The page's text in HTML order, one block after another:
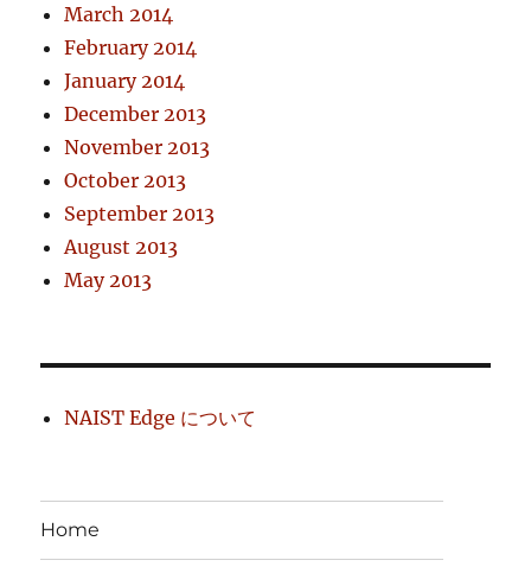
March 2014
February 2014
January 2014
December 2013
November 2013
October 2013
September 2013
August 2013
May 2013
NAIST Edge について
Home